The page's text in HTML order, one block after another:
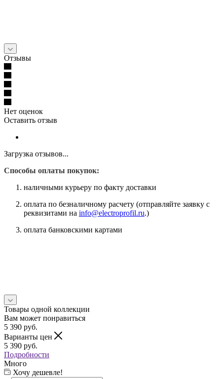
Отзывы
Нет оценок
Оставить отзыв
Загрузка отзывов...
Способы оплаты покупок:
наличными курьеру по факту доставки
оплата по безналичному расчету (отправляйте заявку с
реквизитами на info@electroprofil.ru.)
оплата банковскими картами
Товары одной коллекции
Вам может понравиться
5 390 руб.
Варианты цен
5 390 руб.
Подробности
Много
Хочу дешевле!